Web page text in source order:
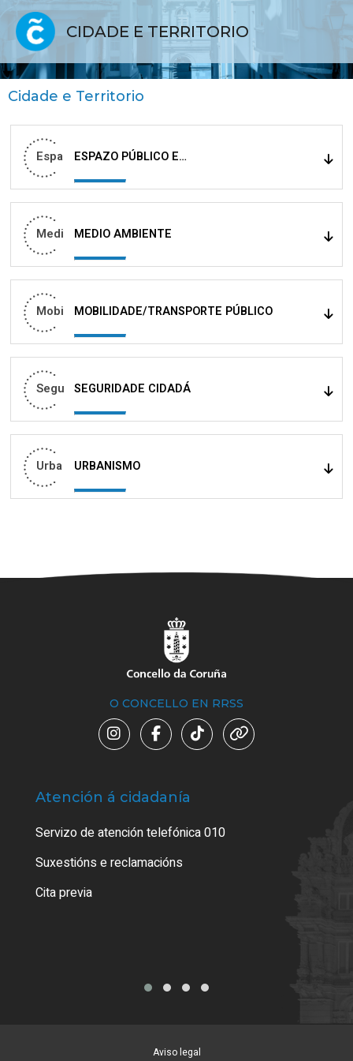
CIDADE E TERRITORIO
Cidade e Territorio
Espa ESPAZO PÚBLICO E
Medi MEDIO AMBIENTE
Mobi MOBILIDADE/TRANSPORTE PÚBLICO
Segu SEGURIDADE CIDADÁ
Urba URBANISMO
O CONCELLO EN RRSS
Atención á cidadanía
Servizo de atención telefónica 010
Suxestións e reclamacións
Cita previa
Aviso legal